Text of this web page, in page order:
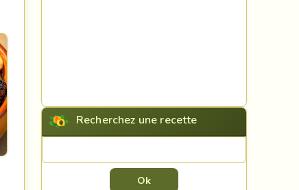
Recherchez une recette